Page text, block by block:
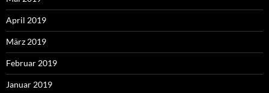
April 2019
März 2019
Februar 2019
Januar 2019